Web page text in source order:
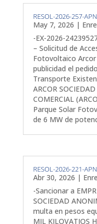
RESOL-2026-257-
May 7, 2026 | Enre
-EX-2026-
– Solicitud de
Fotovoltaico Arcor
publicidad el
Transporte
ARCOR
COMERCIAL
Parque Solar
de 6 MW de
RESOL-2026-221-
Abr 30, 2026 | Enre
-Sancionar a
SOCIEDAD
multa en pesos
MIL KILOVATIOS